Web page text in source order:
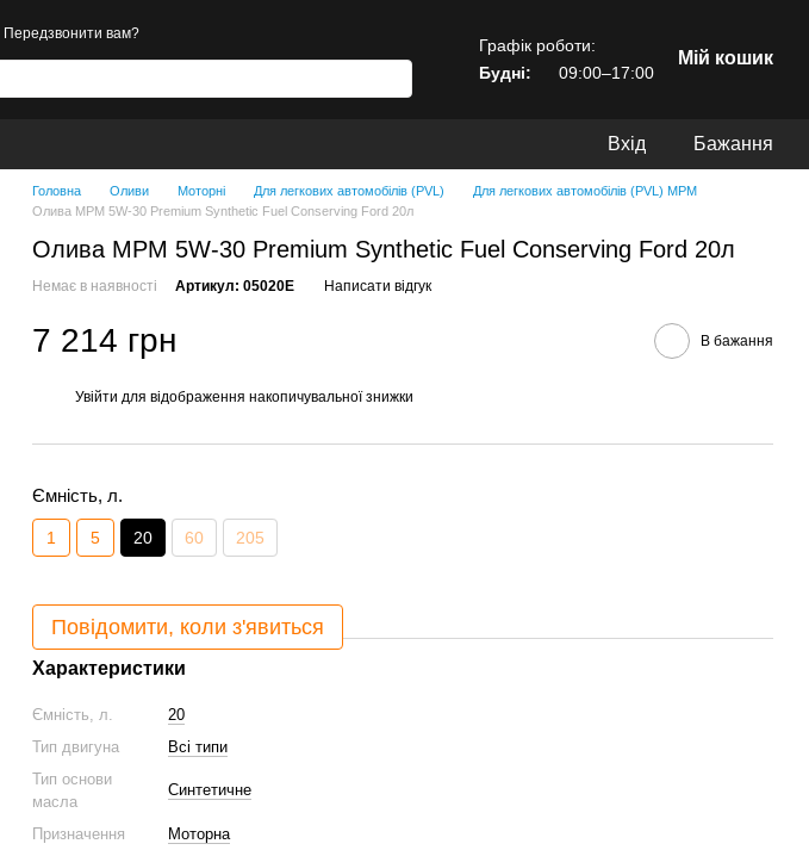
Передзвонити вам?
Графік роботи:
Будні:
09:00–17:00
Мій кошик
Вхід Бажання
Головна Оливи Моторні Для легкових автомобілів (PVL)
Для легкових автомобілів (PVL) MPM
Олива MPM 5W-30 Premium Synthetic Fuel Conserving Ford 20л
Олива MPM 5W-30 Premium Synthetic Fuel Conserving Ford 20л
Немає в наявності Артикул: 05020E Написати відгук
7 214 грн В бажання
Увійти для відображення накопичувальної знижки
Ємність, л.
1 5 20 60 205
Повідомити, коли з'явиться
Характеристики
Ємність, л.
20
Тип двигуна
Всі типи
Тип основи
масла
Синтетичне
Призначення
Моторна